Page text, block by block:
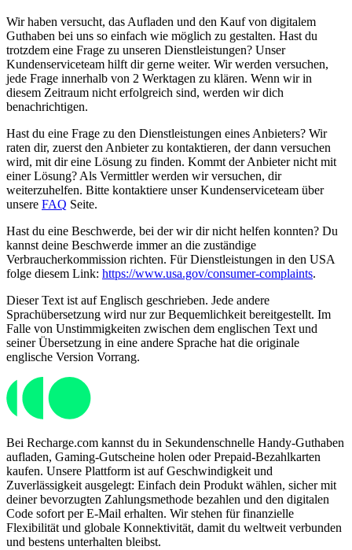
Wir haben versucht, das Aufladen und den Kauf von digitalem
Guthaben bei uns so einfach wie möglich zu gestalten. Hast du
trotzdem eine Frage zu unseren Dienstleistungen? Unser
Kundenserviceteam hilft dir gerne weiter. Wir werden versuchen,
jede Frage innerhalb von 2 Werktagen zu klären. Wenn wir in
diesem Zeitraum nicht erfolgreich sind, werden wir dich
benachrichtigen.
Hast du eine Frage zu den Dienstleistungen eines Anbieters? Wir
raten dir, zuerst den Anbieter zu kontaktieren, der dann versuchen
wird, mit dir eine Lösung zu finden. Kommt der Anbieter nicht mit
einer Lösung? Als Vermittler werden wir versuchen, dir
weiterzuhelfen. Bitte kontaktiere unser Kundenserviceteam über
unsere FAQ Seite.
Hast du eine Beschwerde, bei der wir dir nicht helfen konnten? Du
kannst deine Beschwerde immer an die zuständige
Verbraucherkommission richten. Für Dienstleistungen in den USA
folge diesem Link: https://www.usa.gov/consumer-complaints.
Dieser Text ist auf Englisch geschrieben. Jede andere
Sprachübersetzung wird nur zur Bequemlichkeit bereitgestellt. Im
Falle von Unstimmigkeiten zwischen dem englischen Text und
seiner Übersetzung in eine andere Sprache hat die originale
englische Version Vorrang.
Bei Recharge.com kannst du in Sekundenschnelle Handy-Guthaben
aufladen, Gaming-Gutscheine holen oder Prepaid-Bezahlkarten
kaufen. Unsere Plattform ist auf Geschwindigkeit und
Zuverlässigkeit ausgelegt: Einfach dein Produkt wählen, sicher mit
deiner bevorzugten Zahlungsmethode bezahlen und den digitalen
Code sofort per E-Mail erhalten. Wir stehen für finanzielle
Flexibilität und globale Konnektivität, damit du weltweit verbunden
und bestens unterhalten bleibst.